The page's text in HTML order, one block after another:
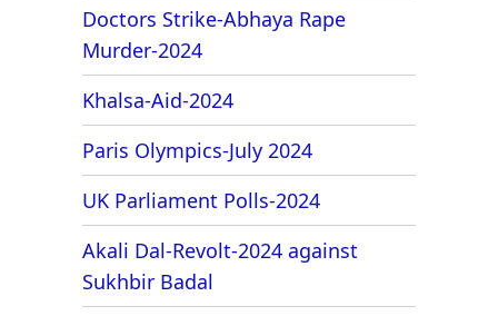
Doctors Strike-Abhaya Rape
Murder-2024
Khalsa-Aid-2024
Paris Olympics-July 2024
UK Parliament Polls-2024
Akali Dal-Revolt-2024 against
Sukhbir Badal